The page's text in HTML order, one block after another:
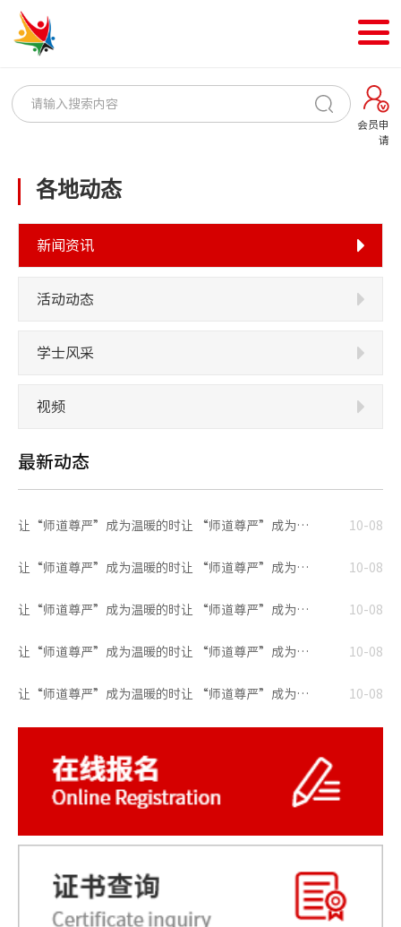
会员申
请
各地动态
新闻资讯
活动动态
学士风采
视频
最新动态
让“师道尊严”成为温暖的时让 “师道尊严”成为温暖的时 10-08
让“师道尊严”成为温暖的时让 “师道尊严”成为温暖的时 10-08
让“师道尊严”成为温暖的时让 “师道尊严”成为温暖的时 10-08
让“师道尊严”成为温暖的时让 “师道尊严”成为温暖的时 10-08
让“师道尊严”成为温暖的时让 “师道尊严”成为温暖的时 10-08